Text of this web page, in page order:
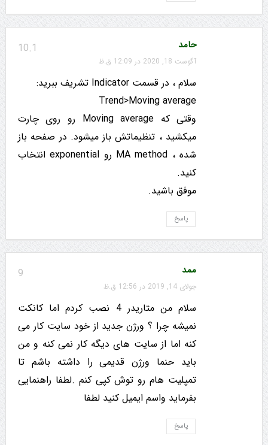
10.1 حامد
آگوست 18, 2020 در 12:09 ق.ظ
سلام ، در قسمت Indicator تشریف ببرید:
Trend>Moving average
وقتی که Moving average رو روی چارت
میکشید ، تنظیماتش باز میشود. در صفحه باز
شده ، MA method رو exponential انتخاب
کنید.
موفق باشید.
پاسخ
9 ممد
جولای 14, 2019 در 12:56 ق.ظ
سلام من متاریدر 4 نصب کردم اما کانکت
نمیشه چرا ؟ ورژن جدید از خود سایت کار می
کنه اما از سایت های دیگه کار نمی کنه و من
باید حنما ورژن قدیمی را داشته باشم تا
تمپلیت هام رو توش کپی کنم .لطفا راهنمایی
بفرماید واسم ایمیل کنید لطفا
پاسخ